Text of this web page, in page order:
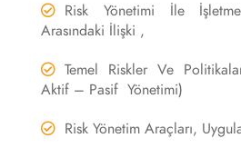
Risk Yönetimi İle
Arasındaki İlişki ,
Temel Riskler Ve
Aktif – Pasif Yönetimi)
Risk Yönetim Araçları,